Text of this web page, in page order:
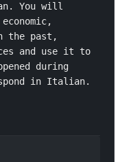
You will
the past,
and use it to
during
in Italian.